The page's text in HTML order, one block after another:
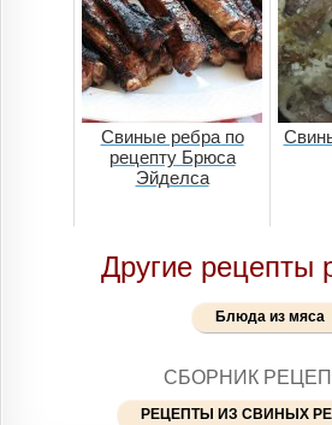
Свиные ребра по
рецепту Брюса
Эйделса
Другие рецепты
Блюда из мяса
СБОРНИК
РЕЦЕПТЫ ИЗ СВИНЫХ